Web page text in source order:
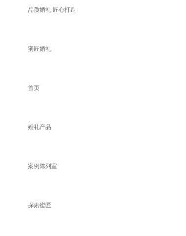
品质婚礼 匠心打造
蜜匠婚礼
首页
婚礼产品
案例陈列室
探索蜜匠